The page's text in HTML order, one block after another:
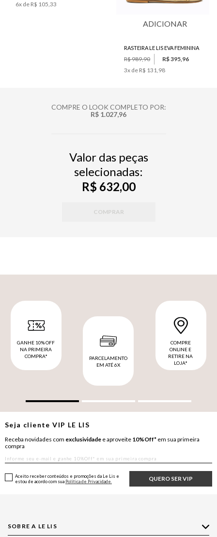
6x de R$ 105,33
ADICIONAR
RASTEIRA LE LIS EVA FEMININA
R$ 989,90
R$ 395,96
3x de R$ 131,98
COMPRE O LOOK COMPLETO POR:
R$ 1.027,96
Valor das peças
selecionadas:
R$ 632,00
COMPRAR
GANHE 10% OFF
NA PRIMEIRA
COMPRA*
PARCELAMENTO
EM ATÉ 6X
COMPRE
ONLINE E
RETIRE NA
LOJA*
Seja clienteVIP LE LIS
Receba novidades com exclusividade e aproveite 10%Off* em sua primeira
compra
QUERO SER VIP
Aceito receber conteúdos e promoções da Le Lis e
estou de acordo com sua Política de Privacidade.
SOBRE A LE LIS